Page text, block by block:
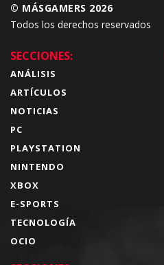
© MÁSGAMERS 2026
Todos los derechos reservados
SECCIONES:
ANÁLISIS
ARTÍCULOS
NOTICIAS
PC
PLAYSTATION
NINTENDO
XBOX
E-SPORTS
TECNOLOGÍA
OCIO